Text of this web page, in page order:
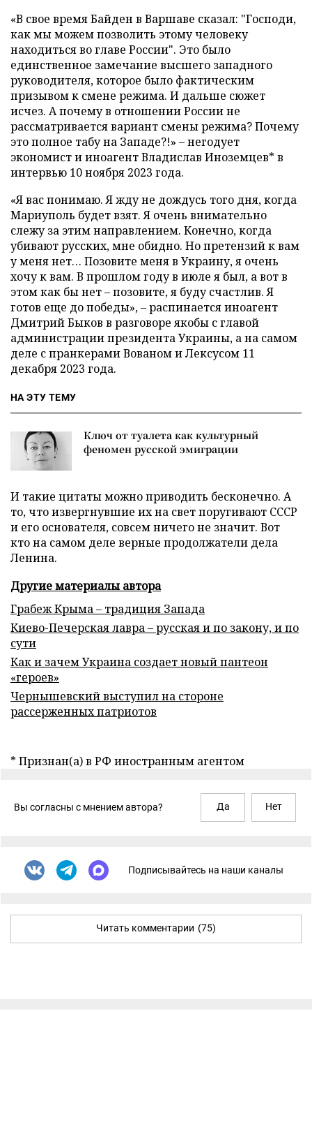
«В свое время Байден в Варшаве сказал: "Господи,
как мы можем позволить этому человеку
находиться во главе России". Это было
единственное замечание высшего западного
руководителя, которое было фактическим
призывом к смене режима. И дальше сюжет
исчез. А почему в отношении России не
рассматривается вариант смены режима? Почему
это полное табу на Западе?!» – негодует
экономист и иноагент Владислав Иноземцев* в
интервью 10 ноября 2023 года.
«Я вас понимаю. Я жду не дождусь того дня, когда
Мариуполь будет взят. Я очень внимательно
слежу за этим направлением. Конечно, когда
убивают русских, мне обидно. Но претензий к вам
у меня нет… Позовите меня в Украину, я очень
хочу к вам. В прошлом году в июле я был, а вот в
этом как бы нет – позовите, я буду счастлив. Я
готов еще до победы», – распинается иноагент
Дмитрий Быков в разговоре якобы с главой
администрации президента Украины, а на самом
деле с пранкерами Вованом и Лексусом 11
декабря 2023 года.
НА ЭТУ ТЕМУ
Ключ от туалета как культурный
феномен русской эмиграции
И такие цитаты можно приводить бесконечно. А
то, что извергнувшие их на свет поругивают СССР
и его основателя, совсем ничего не значит. Вот
кто на самом деле верные продолжатели дела
Ленина.
Другие материалы автора
Грабеж Крыма – традиция Запада
Киево-Печерская лавра – русская и по закону, и по
сути
Как и зачем Украина создает новый пантеон
«героев»
Чернышевский выступил на стороне
рассерженных патриотов
* Признан(а) в РФ иностранным агентом
Вы согласны с мнением автора? Да Нет
Подписывайтесь на наши каналы
Читать комментарии (75)